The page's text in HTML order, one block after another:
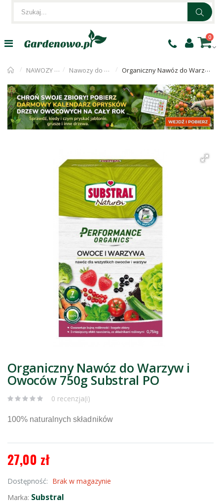
0
NAWOZY OGRODNICZE Nawozy do warzyw i owoców Organiczny Nawóz do Warzyw i Owoców 750g Substral PO
Organiczny Nawóz do Warzyw i
Owoców 750g Substral PO
0 recenzja(i)
100% naturalnych składników
27,00 zł
Dostępność: Brak w magazynie
Marka: Substral